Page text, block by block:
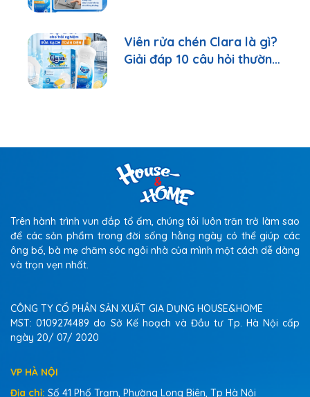
Viên rửa chén Clara là gì?
Giải đáp 10 câu hỏi thường
Trên hành trình vun đắp tổ ấm, chúng tôi luôn trăn trở làm sao
để các sản phẩm trong đời sống hằng ngày có thể giúp các
ông bố, bà mẹ chăm sóc ngôi nhà của mình một cách dễ dàng
và trọn vẹn nhất.
CÔNG TY CỔ PHẦN SẢN XUẤT GIA DỤNG HOUSE&HOME
MST: 0109274489 do Sở Kế hoạch và Đầu tư Tp. Hà Nội cấp
ngày 20/ 07/ 2020
VP HÀ NỘI
Địa chỉ: Số 41 Phố Trạm, Phường Long Biên, Tp Hà Nội